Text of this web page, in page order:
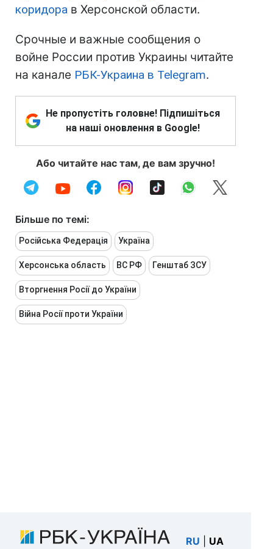
коридора в Херсонской области.
Срочные и важные сообщения о
войне России против Украины читайте
на канале РБК-Украина в Telegram.
Не пропустіть головне! Підпишіться
на наші оновлення в Google!
Або читайте нас там, де вам зручно!
Більше по темі:
Російська Федерація Україна
Херсонська область ВС РФ Генштаб ЗСУ
Вторгнення Росії до України
Війна Росії проти України
RU UA